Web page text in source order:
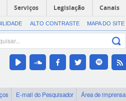
Serviços Legislação Canais
ALTO CONTRASTE MAPA DO SITE
E-mail do Pesquisador Área de imprensa